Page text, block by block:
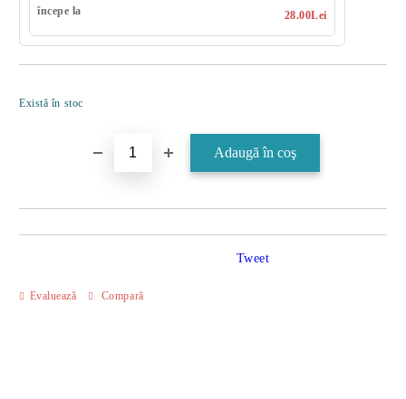
începe la 28.00Lei
Există în stoc
Evaluează Compară
Tweet